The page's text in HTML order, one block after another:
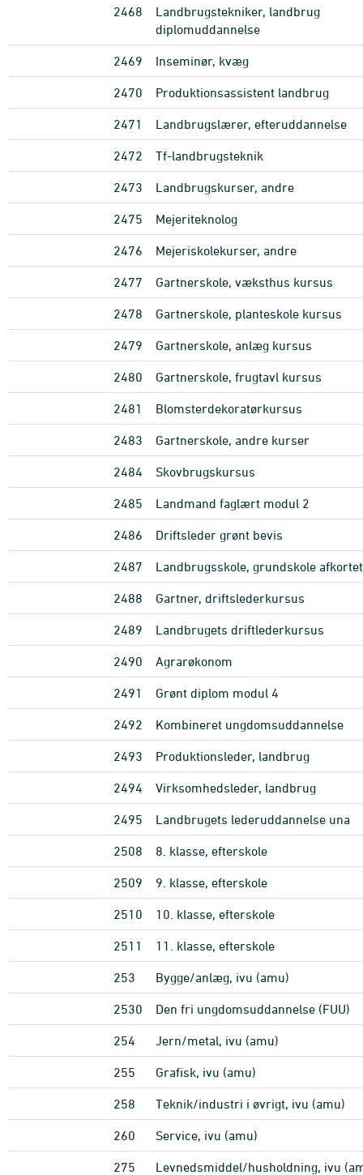
2468
Landbrugstekniker, landbrug
diplomuddannelse
2469 Inseminør, kvæg
2470 Produktionsassistent landbrug
2471 Landbrugslærer, efteruddannelse
2472 Tf-landbrugsteknik
2473 Landbrugskurser, andre
2475 Mejeriteknolog
2476 Mejeriskolekurser, andre
2477 Gartnerskole, væksthus kursus
2478 Gartnerskole, planteskole kursus
2479 Gartnerskole, anlæg kursus
2480 Gartnerskole, frugtavl kursus
2481 Blomsterdekoratørkursus
2483 Gartnerskole, andre kurser
2484 Skovbrugskursus
2485 Landmand faglært modul 2
2486 Driftsleder grønt bevis
2487 Landbrugsskole, grundskole afkortet
2488 Gartner, driftslederkursus
2489 Landbrugets driftlederkursus
2490 Agrarøkonom
2491 Grønt diplom modul 4
2492 Kombineret ungdomsuddannelse
2493 Produktionsleder, landbrug
2494 Virksomhedsleder, landbrug
2495 Landbrugets lederuddannelse una
2508 8. klasse, efterskole
2509 9. klasse, efterskole
2510 10. klasse, efterskole
2511 11. klasse, efterskole
253 Bygge/anlæg, ivu (amu)
2530 Den fri ungdomsuddannelse (FUU)
254 Jern/metal, ivu (amu)
255 Grafisk, ivu (amu)
258 Teknik/industri i øvrigt, ivu (amu)
260 Service, ivu (amu)
275 Levnedsmiddel/husholdning, ivu